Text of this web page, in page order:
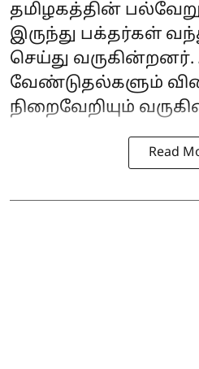
தமிழகத்தின் பல்வேறு
இருந்து பக்தர்கள்
செய்து
வேண்டுதல்களும்
நிறைவேறியும்
Read